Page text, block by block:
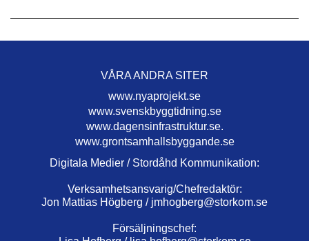
VÅRA ANDRA SITER
www.nyaprojekt.se
www.svenskbyggtidning.se
www.dagensinfrastruktur.se.
www.grontsamhallsbyggande.se
Digitala Medier / Stordåhd Kommunikation:
Verksamhetsansvarig/Chefredaktör:
Jon Mattias Högberg / jmhogberg@storkom.se
Försäljningschef: